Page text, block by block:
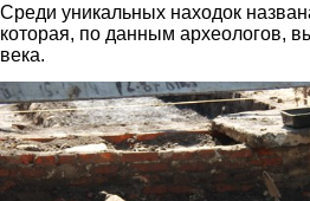
Среди уникальных находок
которая, по данным археологов,
века.
11.jpg